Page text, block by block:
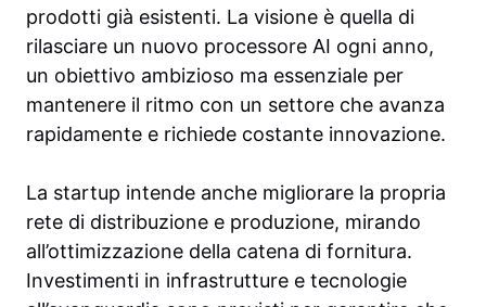
prodotti già esistenti. La visione è quella di
rilasciare un nuovo processore AI ogni anno,
un obiettivo ambizioso ma essenziale per
mantenere il ritmo con un settore che avanza
rapidamente e richiede costante innovazione.
La startup intende anche migliorare la propria
rete di distribuzione e produzione, mirando
all’ottimizzazione della catena di fornitura.
Investimenti in infrastrutture e tecnologie